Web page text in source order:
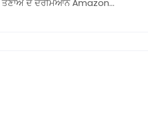
ਤਣਾਅ ਦੇ ਦਰਮਿਆਨ Amazon…